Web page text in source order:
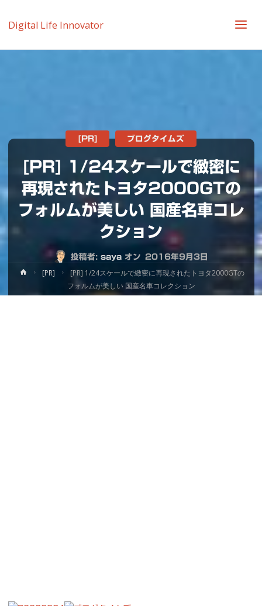
Digital Life Innovator
[PR] 1/24スケールで緻密に
再現されたトヨタ2000GTの
フォルムが美しい 国産名車コレ
クション
投稿者: saya オン 2016年9月3日
[PR] ブログタイムズ
ホ
ム
[PR]
[PR] 1/24スケールで緻密に再現されたトヨタ2000GTの
フォルムが美しい 国産名車コレクション